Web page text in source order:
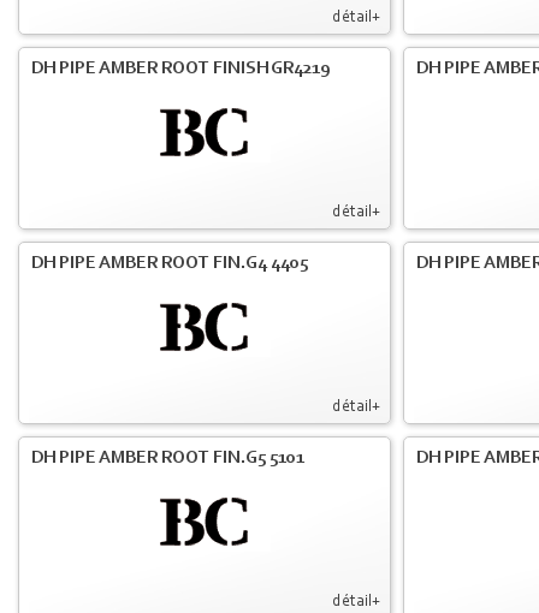
détail+
détail+
DH PIPE AMBER ROOT FINISH GR4219 DH PIPE
détail+
DH PIPE AMBER ROOT FIN.G4 4405 DH PIPE
détail+
DH PIPE AMBER ROOT FIN.G5 5101 DH PIPE